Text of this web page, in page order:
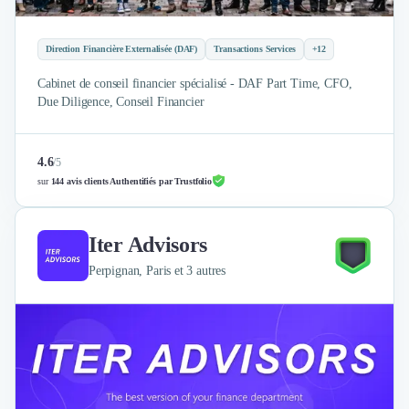
Communication
Veille commerciale
Photographie
Salons
Études Marketing
Présentations PowerPoint
SMS Marketing
Email Marketing
Data Marketing
Logiciel Marketing
Logiciel Commercial
Assurance
Expertise Comptable
Subventions & Aides
Levée de fonds
Droit des Affaires
Direction Financière Externalisée (DAF) Transactions Services +12
Cabinet de conseil financier spécialisé - DAF Part Time, CFO,
Due Diligence, Conseil Financier
4.6/5
sur 144 avis clients Authentifiés par Trustfolio
Iter Advisors
Perpignan, Paris et 3 autres